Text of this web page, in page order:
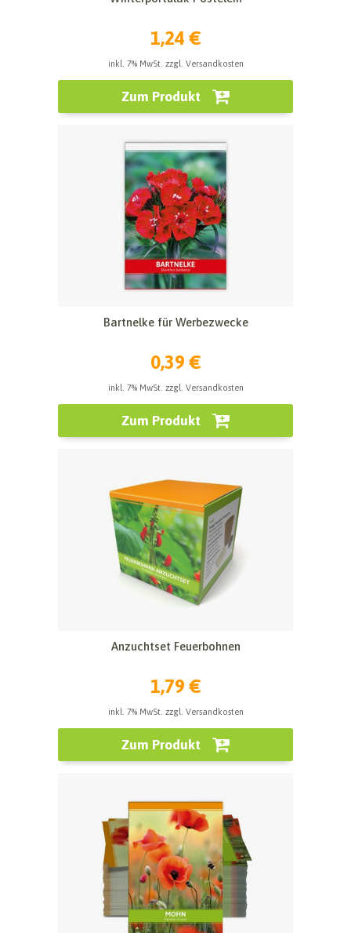
1,24 €
inkl. 7% MwSt. zzgl. Versandkosten
Zum Produkt
Bartnelke für Werbezwecke
0,39 €
inkl. 7% MwSt. zzgl. Versandkosten
Zum Produkt
Anzuchtset Feuerbohnen
1,79 €
inkl. 7% MwSt. zzgl. Versandkosten
Zum Produkt